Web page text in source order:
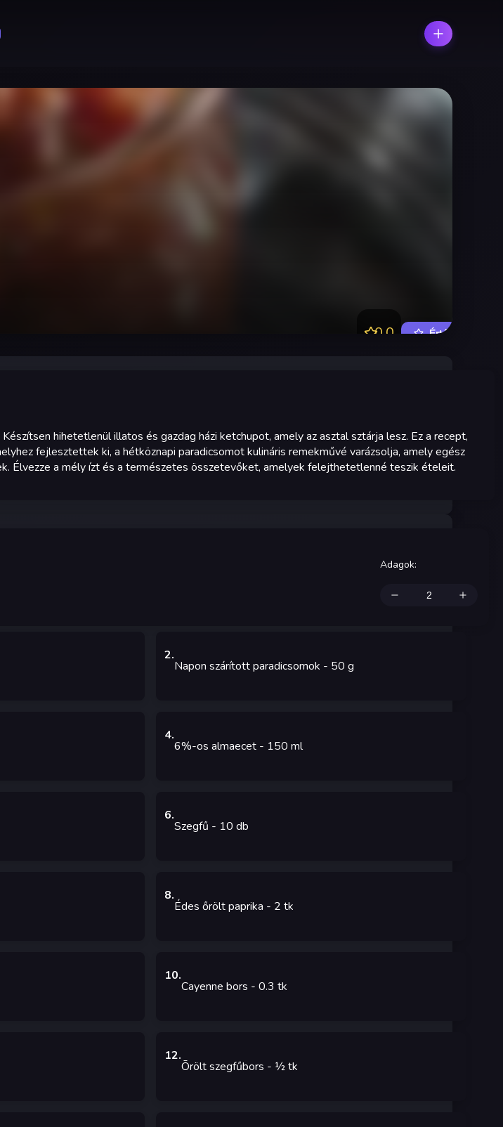
0.0 Értékelés
hihetetlenül illatos és gazdag házi ketchupot, amely az asztal sztárja lesz. Ez a recept,
fejlesztettek ki, a hétköznapi paradicsomot kulináris remekművé varázsolja, amely egész
Élvezze a mély ízt és a természetes összetevőket, amelyek felejthetetlenné teszik ételeit.
Adagok:
2.
Napon szárított paradicsomok - 50 g
4.
6%-os almaecet - 150 ml
6.
Szegfű - 10 db
8.
Édes őrölt paprika - 2 tk
10.
Cayenne bors - 0.3 tk
12.
Ōrölt szegfűbors - ½tk